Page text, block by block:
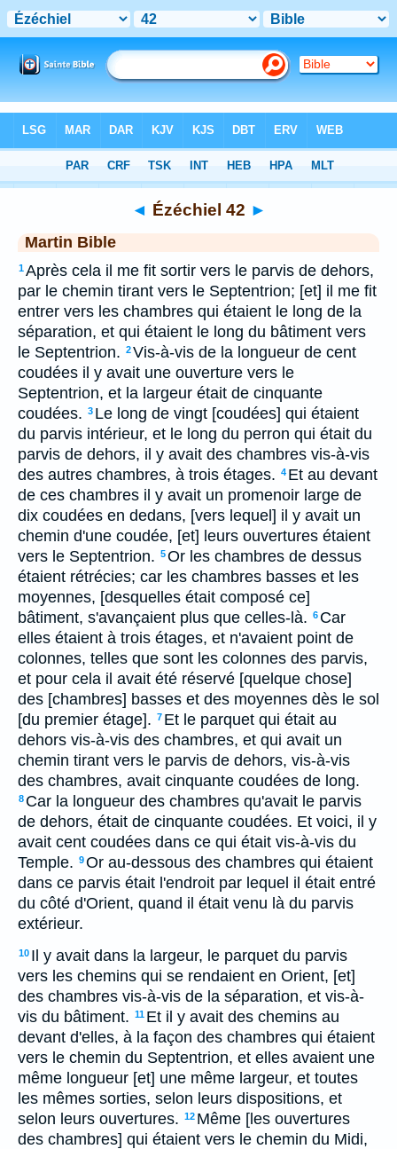
> Ézéchiel 42
◄ Ézéchiel 42 ►
Martin Bible
1Après cela il me fit sortir vers le parvis de dehors,
par le chemin tirant vers le Septentrion; [et] il me fit
entrer vers les chambres qui étaient le long de la
séparation, et qui étaient le long du bâtiment vers
le Septentrion. 2Vis-à-vis de la longueur de cent
coudées il y avait une ouverture vers le
Septentrion, et la largeur était de cinquante
coudées. 3 Le long de vingt [coudées] qui étaient
du parvis intérieur, et le long du perron qui était du
parvis de dehors, il y avait des chambres vis-à-vis
des autres chambres, à trois étages. 4 Et au devant
de ces chambres il y avait un promenoir large de
dix coudées en dedans, [vers lequel] il y avait un
chemin d'une coudée, [et] leurs ouvertures étaient
vers le Septentrion. 5Or les chambres de dessus
étaient rétrécies; car les chambres basses et les
moyennes, [desquelles était composé ce]
bâtiment, s'avançaient plus que celles-là. 6 Car
elles étaient à trois étages, et n'avaient point de
colonnes, telles que sont les colonnes des parvis,
et pour cela il avait été réservé [quelque chose]
des [chambres] basses et des moyennes dès le sol
[du premier étage]. 7 Et le parquet qui était au
dehors vis-à-vis des chambres, et qui avait un
chemin tirant vers le parvis de dehors, vis-à-vis
des chambres, avait cinquante coudées de long.
8 Car la longueur des chambres qu'avait le parvis
de dehors, était de cinquante coudées. Et voici, il y
avait cent coudées dans ce qui était vis-à-vis du
Temple. 9Or au-dessous des chambres qui étaient
dans ce parvis était l'endroit par lequel il était entré
du côté d'Orient, quand il était venu là du parvis
extérieur.
10 Il y avait dans la largeur, le parquet du parvis
vers les chemins qui se rendaient en Orient, [et]
des chambres vis-à-vis de la séparation, et vis-à-
vis du bâtiment. 11 Et il y avait des chemins au
devant d'elles, à la façon des chambres qui étaient
vers le chemin du Septentrion, et elles avaient une
même longueur [et] une même largeur, et toutes
les mêmes sorties, selon leurs dispositions, et
selon leurs ouvertures. 12 Même [les ouvertures
des chambres] qui étaient vers le chemin du Midi,